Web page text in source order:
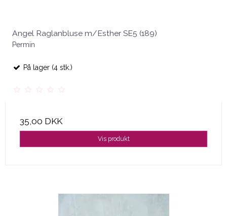
Angel Raglanbluse m/Esther SE5 (189)
Permin
På lager (4 stk.)
35,00 DKK
Vis produkt